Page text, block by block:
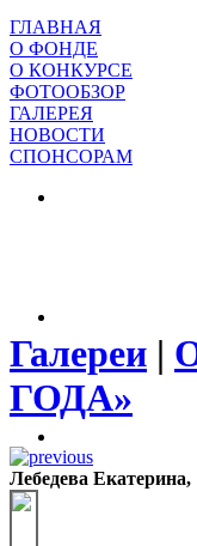
ГЛАВНАЯ
О ФОНДЕ
О КОНКУРСЕ
ФОТООБЗОР
ГАЛЕРЕЯ
НОВОСТИ
СПОНСОРАМ
Галереи |
ГОДА»
Лебедева Екатерина,